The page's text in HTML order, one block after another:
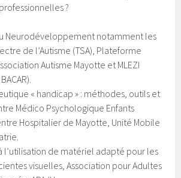
?
Neurodéveloppement notamment les
de l’Autisme (TSA), Plateforme
Autisme Mayotte et MLEZI
« handicap » : méthodes, outils et
Médico Psychologique Enfants
Hospitalier de Mayotte, Unité Mobile
l’utilisation de matériel adapté pour les
visuelles, Association pour Adultes